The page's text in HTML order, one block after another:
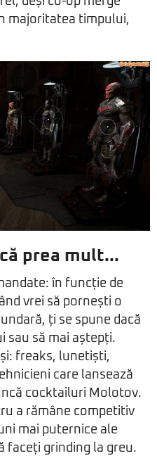
majoritatea timpului,
prea mult…
în funcție de
vrei să pornești o
ți se spune dacă
sau să mai aștepți.
freaks, lunetiști,
care lansează
cocktailuri Molotov.
a rămâne competitiv
mai puternice ale
faceți grinding la greu.